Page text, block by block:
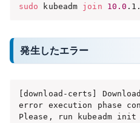
sudo kubeadm join 10.0
発生したエラー
[download-certs]
error execution phase
Please, run kubeadm